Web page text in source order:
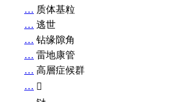
… 质体基粒
… 逃世
… 钻缘隙角
… 雷地康管
… 高層症候群
… 𧘞